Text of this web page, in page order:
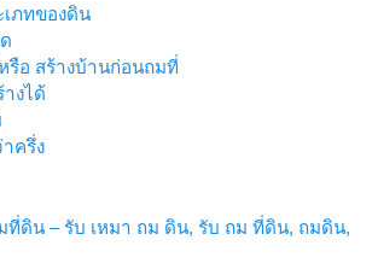
ภทของดิน
รือ สร้างบ้านก่อนถมที่
งได้
ครึ่ง
ที่ดิน – รับ เหมา ถม ดิน, รับ ถม ที่ดิน, ถมดิน,